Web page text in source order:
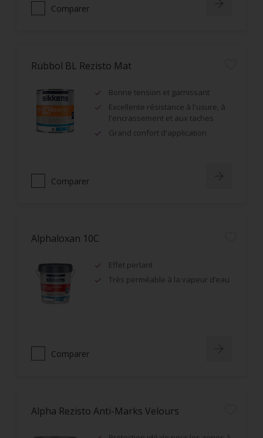
Comparer
Rubbol BL Rezisto Mat
Bonne tension et garnissant
Excellente résistance à l'usure, à
l'encrassement et aux taches
Grand confort d'application
Comparer
Alphaloxan 10C
Effet perlant
Très perméable à la vapeur d’eau
Comparer
Alpha Rezisto Anti-Marks Velours